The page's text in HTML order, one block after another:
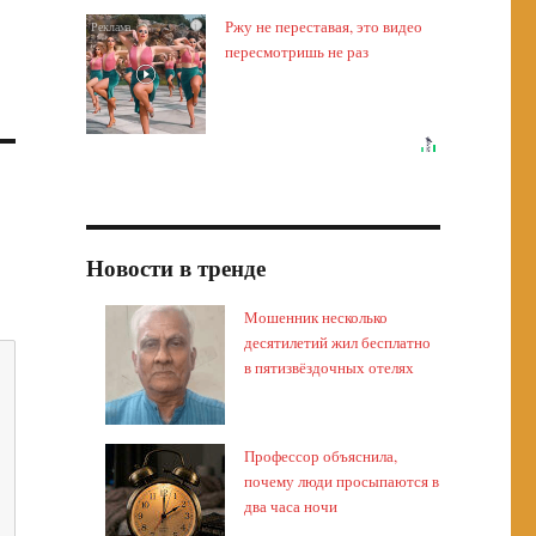
i
Ржу не переставая, это видео
пересмотришь не раз
Новости в тренде
Мошенник несколько
десятилетий жил бесплатно
в пятизвёздочных отелях
Профессор объяснила,
почему люди просыпаются в
два часа ночи